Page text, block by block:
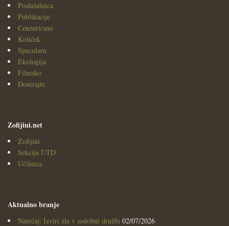
Poslušalnica
Publikacije
Cenzurirano
Kotiček
Speculum
Ekologija
Filmsko
Donirajte
Zofijini.net
Zofijini
Sekcija UTD
Učilnica
Aktualno branje
Natečaj: Izviri zla v sodobni družbi 02/07/2026